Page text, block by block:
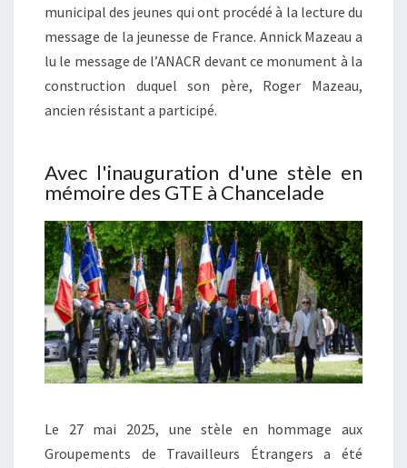
municipal des jeunes qui ont procédé à la lecture du
message de la jeunesse de France. Annick Mazeau a
lu le message de l’ANACR devant ce monument à la
construction duquel son père, Roger Mazeau,
ancien résistant a participé.
Avec l'inauguration d'une stèle en
mémoire des GTE à Chancelade
Le 27 mai 2025, une stèle en hommage aux
Groupements de Travailleurs Étrangers a été